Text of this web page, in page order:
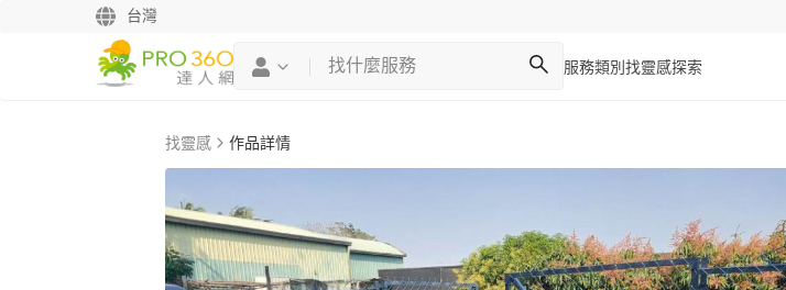
台灣
服務類別 找靈感探索
找靈感 作品詳情